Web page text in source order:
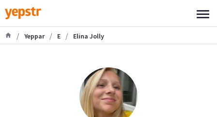
/ Yeppar / E / Elina Jolly